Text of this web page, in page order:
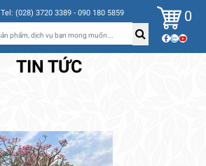
Tel: (028) 3720 3389 - 090 180 5859 0
TIN TỨC